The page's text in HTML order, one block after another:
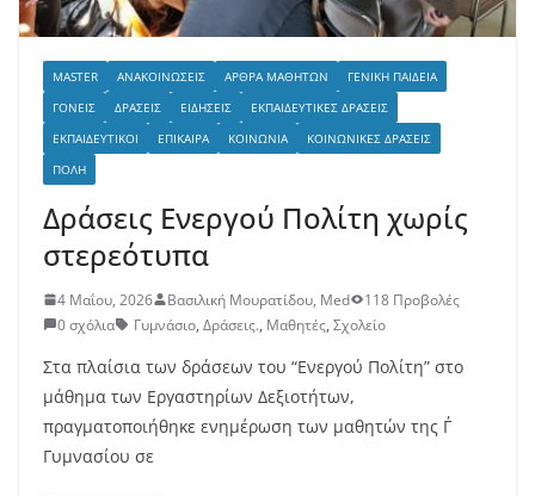
MASTER ΑΝΑΚΟΙΝΏΣΕΙΣ ΆΡΘΡΑ ΜΑΘΗΤΏΝ
ΓΕΝΙΚΉ ΠΑΙΔΕΊΑ
ΓΟΝΕΊΣ
ΔΡΆΣΕΙΣ ΕΙΔΉΣΕΙΣ
ΕΚΠΑΙΔΕΥΤΙΚΈΣ ΔΡΆΣΕΙΣ
ΕΚΠΑΙΔΕΥΤΙΚΟΊ
ΕΠΊΚΑΙΡΑ ΚΟΙΝΩΝΊΑ
ΚΟΙΝΩΝΙΚΈΣ ΔΡΆΣΕΙΣ
ΠΌΛΗ
Δράσεις Ενεργού Πολίτη χωρίς
στερεότυπα
4 Μαΐου, 2026 Βασιλική Μουρατίδου, Med
118 Προβολές
0 σχόλια
Γυμνάσιο, Δράσεις., Μαθητές, Σχολείο
Στα πλαίσια των δράσεων του “Ενεργού Πολίτη” στο
μάθημα των Εργαστηρίων Δεξιοτήτων,
πραγματοποιήθηκε ενημέρωση των μαθητών της Γ΄
Γυμνασίου σε